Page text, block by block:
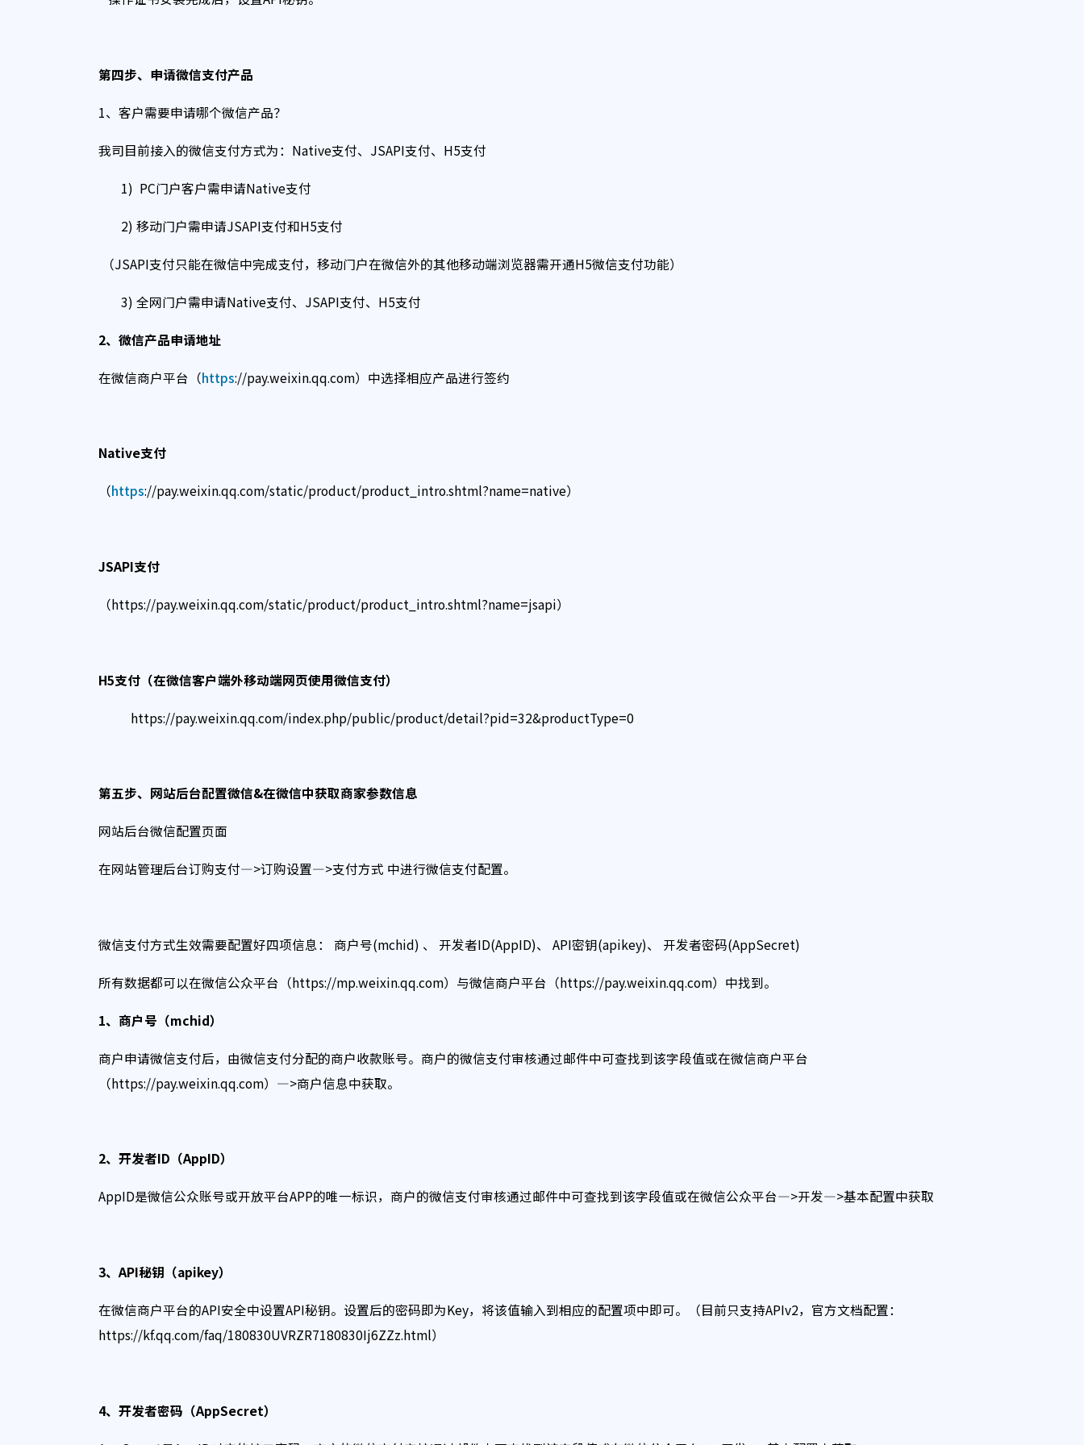
第四步、申请微信支付产品
1、客户需要申请哪个微信产品？
我司目前接入的微信支付方式为：Native支付、JSAPI支付、H5支付
1) PC门户客户需申请Native支付
2) 移动门户需申请JSAPI支付和H5支付
（JSAPI支付只能在微信中完成支付，移动门户在微信外的其他移动端浏览器需开通H5微信支付功能）
3) 全网门户需申请Native支付、JSAPI支付、H5支付
2、微信产品申请地址
在微信商户平台（https://pay.weixin.qq.com）中选择相应产品进行签约
Native支付
（https://pay.weixin.qq.com/static/product/product_intro.shtml?name=native）
JSAPI支付
（https://pay.weixin.qq.com/static/product/product_intro.shtml?name=jsapi）
H5支付（在微信客户端外移动端网页使用微信支付）
https://pay.weixin.qq.com/index.php/public/product/detail?pid=32&productType=0
第五步、网站后台配置微信&在微信中获取商家参数信息
网站后台微信配置页面
在网站管理后台订购支付—>订购设置—>支付方式 中进行微信支付配置。
微信支付方式生效需要配置好四项信息： 商户号(mchid) 、 开发者ID(AppID)、 API密钥(apikey)、 开发者密码(AppSecret)
所有数据都可以在微信公众平台（https://mp.weixin.qq.com）与微信商户平台（https://pay.weixin.qq.com）中找到。
1、商户号（mchid）
商户申请微信支付后，由微信支付分配的商户收款账号。商户的微信支付审核通过邮件中可查找到该字段值或在微信商户平台
（https://pay.weixin.qq.com）—>商户信息中获取。
2、开发者ID （AppID）
AppID是微信公众账号或开放平台APP的唯一标识，商户的微信支付审核通过邮件中可查找到该字段值或在微信公众平台—>开发—>基本配置中获取
3、API秘钥（apikey）
在微信商户平台的API安全中设置API秘钥。设置后的密码即为Key，将该值输入到相应的配置项中即可。（目前只支持APIv2，官方文档配置：
https://kf.qq.com/faq/180830UVRZR7180830Ij6ZZz.html）
4、开发者密码（AppSecret）